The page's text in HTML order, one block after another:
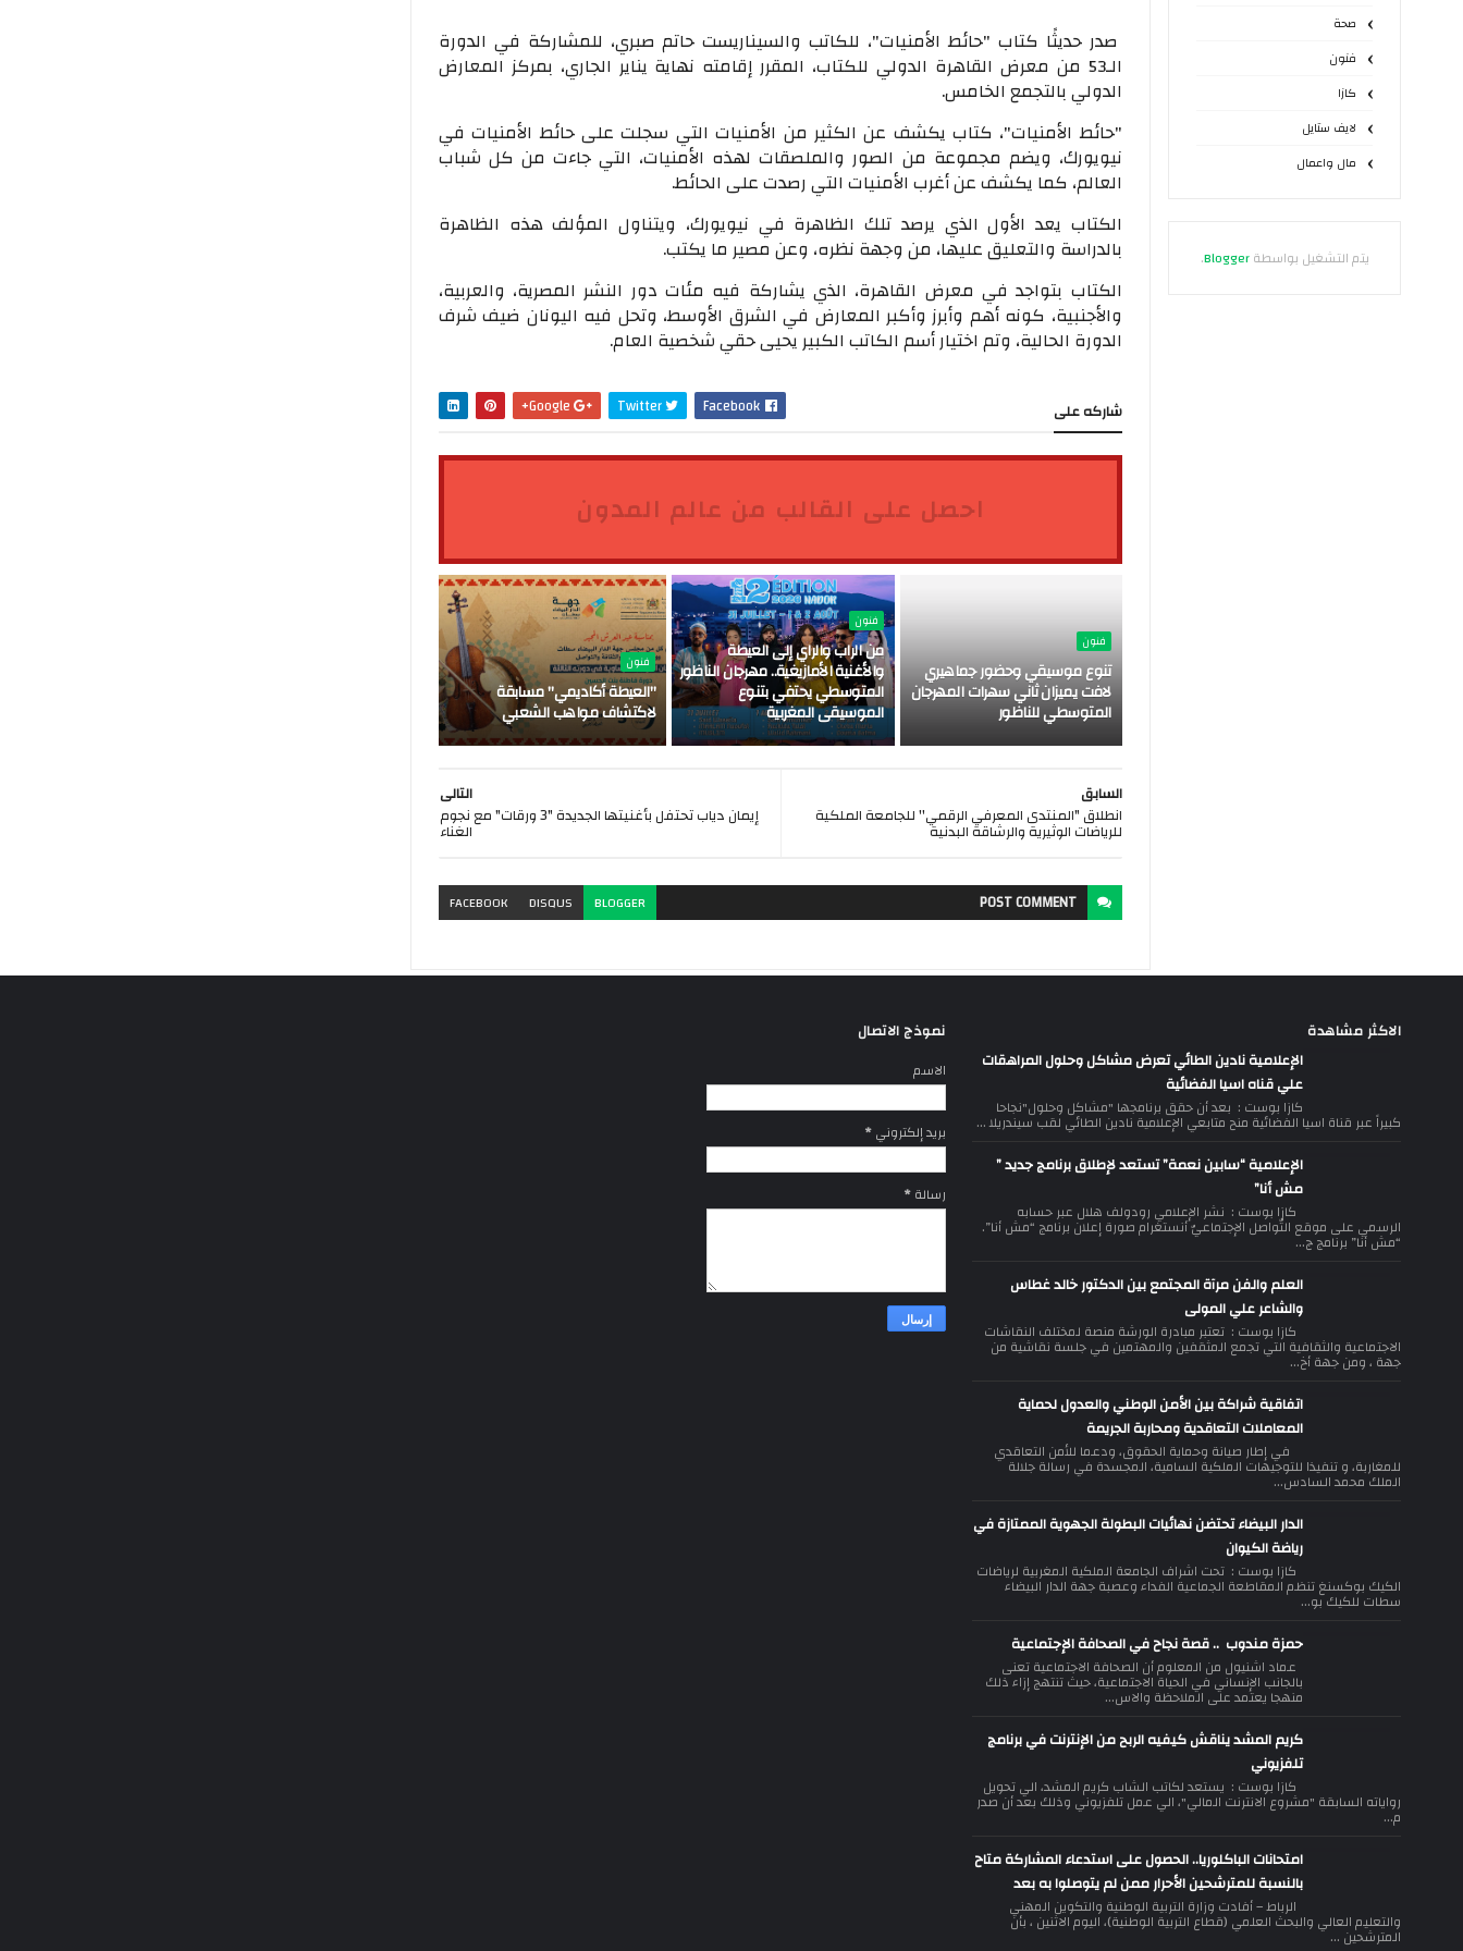
صحة
فنون
كازا
لايف ستايل
مال واعمال
يتم التشغيل بواسطةBlogger
.
صدر حديثًا كتاب "حائط الأمنيات"، للكاتب والسيناريست حاتم صبري، للمشاركة في الدورة
الـ53 من معرض القاهرة الدولي للكتاب، المقرر إقامته نهاية يناير الجاري، بمركز المعارض
الدولي بالتجمع الخامس.
"حائط الأمنيات"، كتاب يكشف عن الكثير من الأمنيات التي سجلت على حائط الأمنيات في
نيويورك، ويضم مجموعة من الصور والملصقات لهذه الأمنيات، التي جاءت من كل شباب
العالم، كما يكشف عن أغرب الأمنيات التي رصدت على الحائط.
الكتاب يعد الأول الذي يرصد تلك الظاهرة في نيويورك، ويتناول المؤلف هذه الظاهرة
بالدراسة والتعليق عليها، من وجهة نظره، وعن مصير ما يكتب.
الكتاب بتواجد في معرض القاهرة، الذي يشاركة فيه مئات دور النشر المصرية، والعربية،
والأجنبية، كونه أهم وأبرز وأكبر المعارض في الشرق الأوسط، وتحل فيه اليونان ضيف شرف
الدورة الحالية، وتم اختيار أسم الكاتب الكبير يحيى حقي شخصية العام.
شاركه على Facebook
Twitter
احصل على القالب من عالم المدون
فنون
تنوع موسيقي وحضور جماهيري
لافت يميزان ثاني سهرات المهرجان
المتوسطي للناظور
فنون
من الراب والراي إلى العيطة
والأغنية الأمازيغية.. مهرجان الناظور
المتوسطي يحتفي بتنوع
الموسيقى المغربية
فنون
"العيطة أكاديمي" مسابقة
لاكتشاف مواهب الشعبي
التالى
إيمان دياب تحتفل بأغنيتها الجديدة "3 ورقات" مع نجوم
الغناء
السابق
انطلاق "المنتدى المعرفي الرقمي'' للجامعة الملكية
للرياضات الوثيرية والرشاقة البدنية
POSTCOMMENT
BLOGGER
DISQUS
FACEBOOK
الاكثر مشاهدة
الإعلامية نادين الطائي تعرض مشاكل وحلول المراهقات
علي قناه اسيا الفضائية
كازا بوست : بعد أن حقق برنامجها "مشاكل وحلول"نجاحا
كبيراً عبر قناة اسيا الفضائية منح متابعي الإعلامية نادين الطائي لقب سيندريلا ...
الإعلامية “سابين نعمة” تستعد لإطلاق برنامج جديد ”
مش أنا”
كازا بوست : نشر الإعلامي رودولف هلال عبر حسابه
الرسمي على موقع التّواصل الإجتماعيّ أنستغرام صورة إعلان برنامج “مش أنا”.
“مش أنا” برنامج ج...
العلم والفن مرآة المجتمع بين الدكتور خالد غطاس
والشاعر علي المولى
كازا بوست : تعتبر مبادرة الورشة منصة لمختلف النقاشات
الاجتماعية والثقافية التي تجمع المثقفين والمهتمين في جلسة نقاشية من
جهة ، ومن جهة أخ...
اتفاقية شراكة بين الأمن الوطني والعدول لحماية
المعاملات التعاقدية ومحاربة الجريمة
في إطار صيانة وحماية الحقوق، ودعما للأمن التعاقدي
للمغاربة، و تنفيذا للتوجيهات الملكية السامية، المجسدة في رسالة جلالة
الملك محمد السادس...
الدار البيضاء تحتضن نهائيات البطولة الجهوية الممتازة في
رياضة الكيوان
كازا بوست : تحت اشراف الجامعة الملكية المغربية لرياضات
الكيك بوكسنغ تنظم المقاطعة الجماعية الفداء وعصبة جهة الدار البيضاء
سطات للكيك بو...
حمزة مندوب .. قصة نجاح في الصحافة الإجتماعية
عماد اشنيول من المعلوم أن الصحافة الاجتماعية تعنى
بالجانب الإنساني في الحياة الاجتماعية، حيث تنتهج إزاء ذلك
منهجا يعتمد على الملاحظة والاس...
كريم المشد يناقش كيفيه الربح من الإنترنت في برنامج
تلفزيوني
كازا بوست : يستعد لكاتب الشاب كريم المشد، الي تحويل
رواياته السابقة "مشروع الانترنت المالي"، الي عمل تلفزيوني وذلك بعد أن صدر
م...
امتحانات الباكلوريا.. الحصول على استدعاء المشاركة متاح
بالنسبة للمترشحين الأحرار ممن لم يتوصلوا به بعد
الرباط – أفادت وزارة التربية الوطنية والتكوين المهني
والتعليم العالي والبحث العلمي (قطاع التربية الوطنية)، اليوم الاثنين ، بأن
المترشحين ...
نموذج الاتصال
الاسم
بريد إلكتروني*
رسالة*